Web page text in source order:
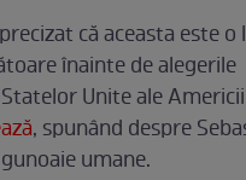
că aceasta este
înainte de alegerile
Unite ale
, spunând despre
umane.